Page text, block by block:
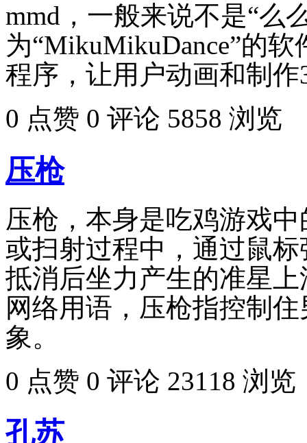
mmd，一般来说不是“么
为“MikuMikuDance”的
程序，让用户动画和制
0 点赞 0 评论 5858 浏览
压枪
压枪，本身是吃鸡游戏
或扫射过程中，通过鼠
抵消后坐力产生的准星
网络用语，压枪指控制
象。
0 点赞 0 评论 23118 浏览
孔苏